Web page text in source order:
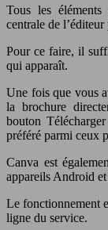
Tous les
centrale de
Pour ce faire, il
qui apparaît.
Une fois que vous
la brochure
bouton
préféré parmi ceux
Canva est
appareils Android
Le fonctionnement
ligne du service.